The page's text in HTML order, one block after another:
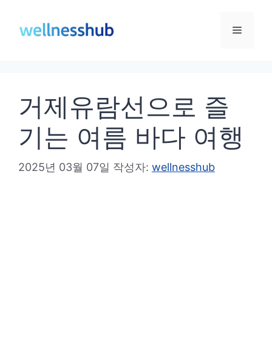
메
거제유람선으로 즐
기는 여름 바다 여행
2025년 03월 07일 작성자: wellnesshub